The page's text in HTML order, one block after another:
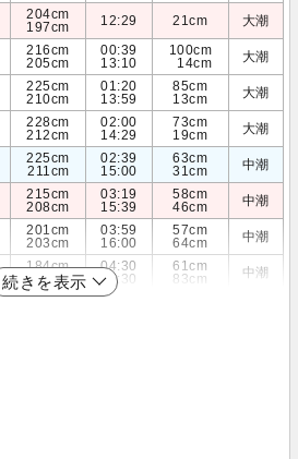
204cm
197cm
12:29 21cm 大潮
216cm
205cm
00:39
13:10
100cm
14cm
大潮
225cm
210cm
01:20
13:59
85cm
13cm
大潮
228cm
212cm
02:00
14:29
73cm
19cm
大潮
225cm
211cm
02:39
15:00
63cm
31cm
中潮
215cm
208cm
03:19
15:39
58cm
46cm
中潮
201cm
203cm
03:59
16:00
57cm
64cm
中潮
184cm
196cm
04:30
16:30
61cm
83cm
中潮
続きを表示